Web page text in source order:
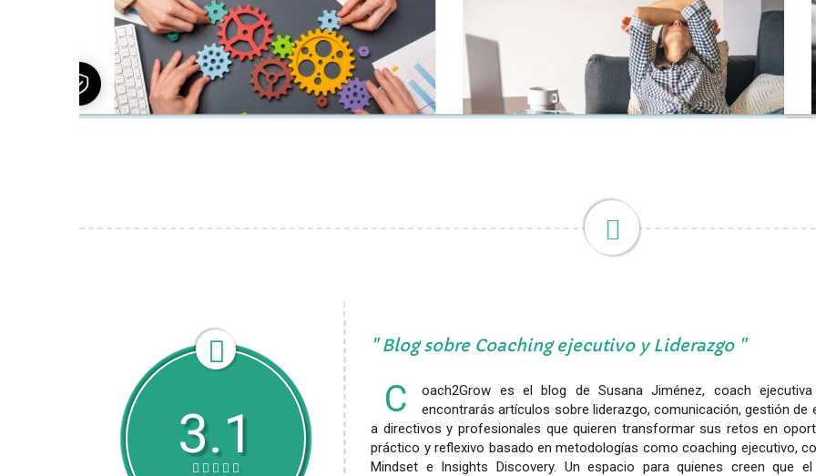
3.1
Blog sobre Coaching ejecutivo y Liderazgo
C
oach2Grow es el blog de Susana Jiménez, coach
encontrarás artículos sobre liderazgo, comunicación, gestión de
a directivos y profesionales que quieren transformar sus retos en
práctico y reflexivo basado en metodologías como coaching ejecutivo,
Mindset e Insights Discovery. Un espacio para quienes creen que